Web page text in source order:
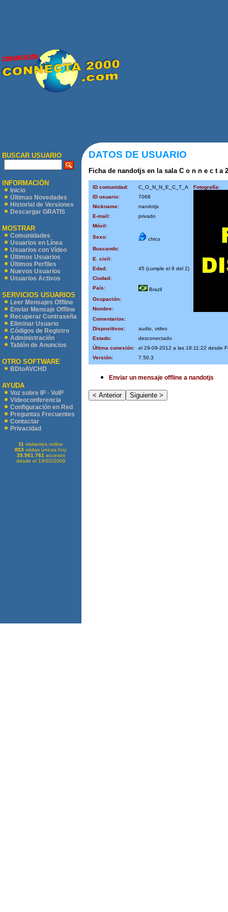
BUSCAR USUARIO
INFORMACIÓN
Inicio
Últimas Novedades
Historial de Versiones
Descargar GRATIS
MOSTRAR
Comunidades
Usuarios en Línea
Usuarios con Vídeo
Últimos Usuarios
Últimos Perfiles
Nuevos Usuarios
Usuarios Activos
SERVICIOS USUARIOS
Leer Mensajes Offline
Enviar Mensaje Offline
Recuperar Contraseña
Eliminar Usuario
Códigos de Registro
Administración
Tablón de Anuncios
OTRO SOFTWARE
BDtoAVCHD
AYUDA
Voz sobre IP - VoIP
Videoconferencia
Configuración en Red
Preguntas Frecuentes
Contactar
Privacidad
11 visitantes online
853 visitas únicas hoy
35.561.761 accesos
desde el 19/02/2000
DATOS DE USUARIO
Ficha de nandotjs en la sala C o n n e c t a
ID comunidad: C_O_N_N_E_C_T_A
Fotografía:
ID usuario:
7068
Nickname:
nandotjs
E-mail:
privado
Móvil:
Sexo:
chico
Buscando:
E. civil:
Edad:
45 (cumple el 9 del 2)
Ciudad:
País:
Brazil
Ocupación:
Nombre:
Comentarios:
Dispositivos:
audio, video
Estado:
desconectado
Última conexión:
el 29-09-2012 a las 18:11:22 desde
Versión:
7.50.3
Enviar un mensaje offline a nandotjs